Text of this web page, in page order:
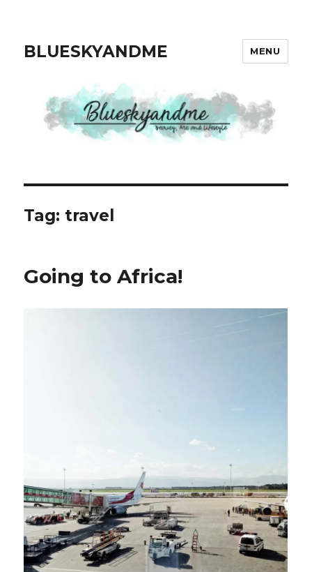
BLUESKYANDME MENU
Tag: travel
Going to Africa!